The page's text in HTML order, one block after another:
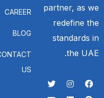
partner, as we
redefine the
standards in
the UAE.
CAREER
BLOG
US